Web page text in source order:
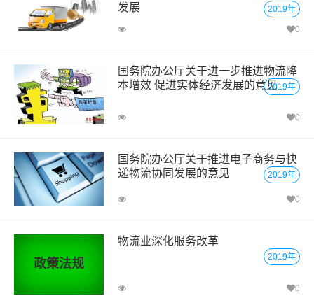
发展
0
2019年
国务院办公厅关于进一步推进物流降
本增效 促进实体经济发展的意见
0
2019年
国务院办公厅关于推进电子商务与快
递物流协同发展的意见
0
2019年
政策法规
物流业深化服务改革
0
2019年